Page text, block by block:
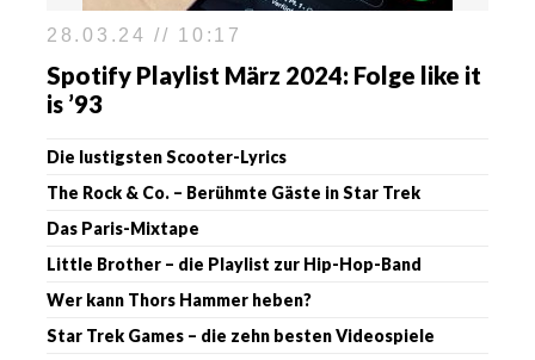
28.03.24 // 10:17
Spotify Playlist März 2024: Folge like it
is ’93
Die lustigsten Scooter-Lyrics
The Rock & Co. – Berühmte Gäste in Star Trek
Das Paris-Mixtape
Little Brother – die Playlist zur Hip-Hop-Band
Wer kann Thors Hammer heben?
Star Trek Games – die zehn besten Videospiele